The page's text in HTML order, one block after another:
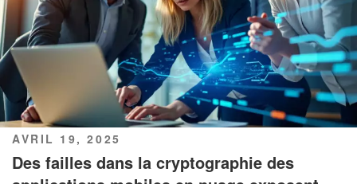
PUBLIÉ
LE
AVRIL 19, 2025
Des failles dans la cryptographie des